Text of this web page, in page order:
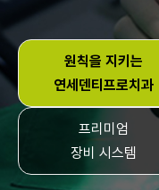
원칙을 지키는
연세덴티프로치과
프리미엄
장비 시스템